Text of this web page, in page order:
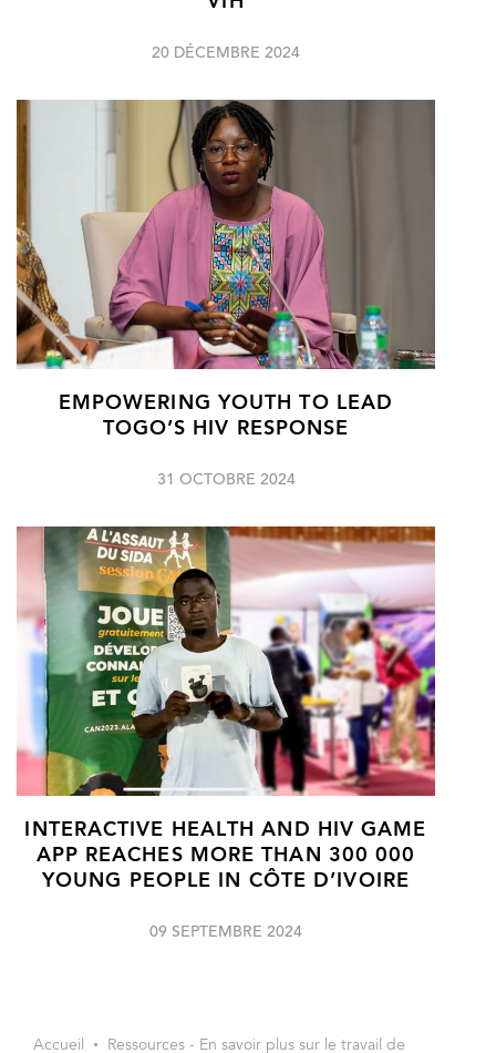
20 DÉCEMBRE 2024
EMPOWERING YOUTH TO LEAD
TOGO’S HIV RESPONSE
31 OCTOBRE 2024
INTERACTIVE HEALTH AND HIV GAME
APP REACHES MORE THAN 300 000
YOUNG PEOPLE IN CÔTE D’IVOIRE
09 SEPTEMBRE 2024
Accueil Ressources - En savoir plus sur le travail de